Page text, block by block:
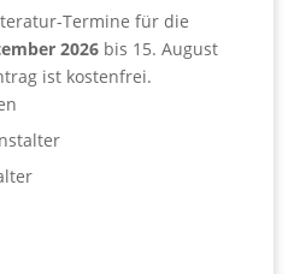
Termine für die
2026bis 15. August
ist kostenfrei.